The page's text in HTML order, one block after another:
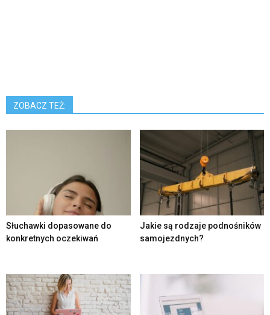
ZOBACZ TEŻ:
Słuchawki dopasowane do
konkretnych oczekiwań
Jakie są rodzaje podnośników
samojezdnych?